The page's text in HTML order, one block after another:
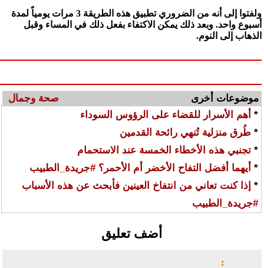
ولفتوا إلى أنه من الضروري تطبيق هذه الطريقة 3 مرات يومياً لمدة
أسبوع واحد. وبعد ذلك يمكن الاكتفاء بفعل ذلك في المساء وقبل
الذهاب إلى النوم.
موضوعات أخرى
صحة وجمال
* أهم الأسرار للقضاء على الرؤوس السوداء
* طُرق منزلية تُنهي رائحة القدمين
* تجنبي هذه الأخطاء الخمسة عند الاستحمام
* أيهما أفضل التفاح الأخضر أم الأحمر؟ #جريدة_الطبيب
* إذا كنت تعاني من انتفاخ العينين فأبحث عن هذه الأسباب
#جريدة_الطبيب
أضف تعليق
: